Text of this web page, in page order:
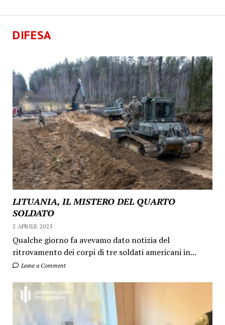
DIFESA
LITUANIA, IL MISTERO DEL QUARTO
SOLDATO
2 APRILE 2025
Qualche giorno fa avevamo dato notizia del
ritrovamento dei corpi di tre soldati americani in...
Leave a Comment